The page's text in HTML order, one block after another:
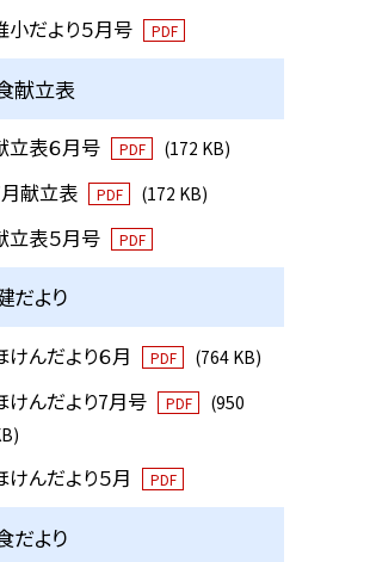
小だより５月号 PDF
献立表
立表６月号 PDF (172 KB)
献立表 PDF (172 KB)
立表５月号 PDF
だより
けんだより６月 PDF (764 KB)
けんだより7月号 PDF
(950
けんだより５月 PDF
だより